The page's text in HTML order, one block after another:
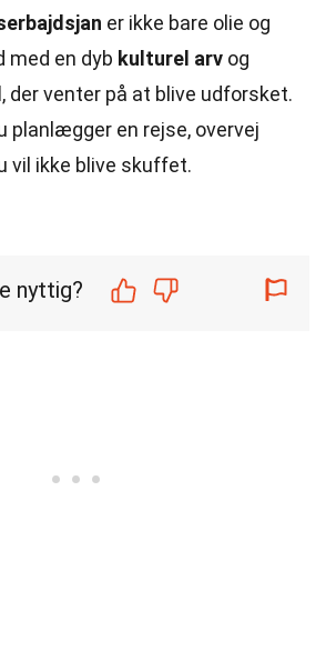
er ikke bare olie og
med en dyb kulturel arv og
, der venter på at blive udforsket.
planlægger en rejse, overvej
vil ikke blive skuffet.
nyttig?